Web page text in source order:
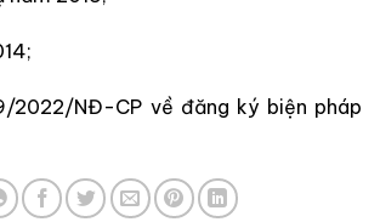
2022/NĐ-CP về đăng ký biện pháp